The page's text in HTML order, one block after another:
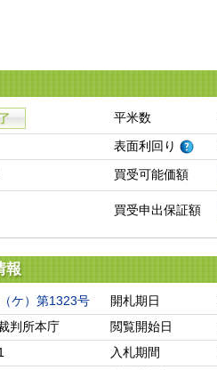
平米数
表面利回り
買受可能価額
買受申出保証額
報
ケ）第1323号 開札期日
判所本庁 閲覧開始日
入札期間